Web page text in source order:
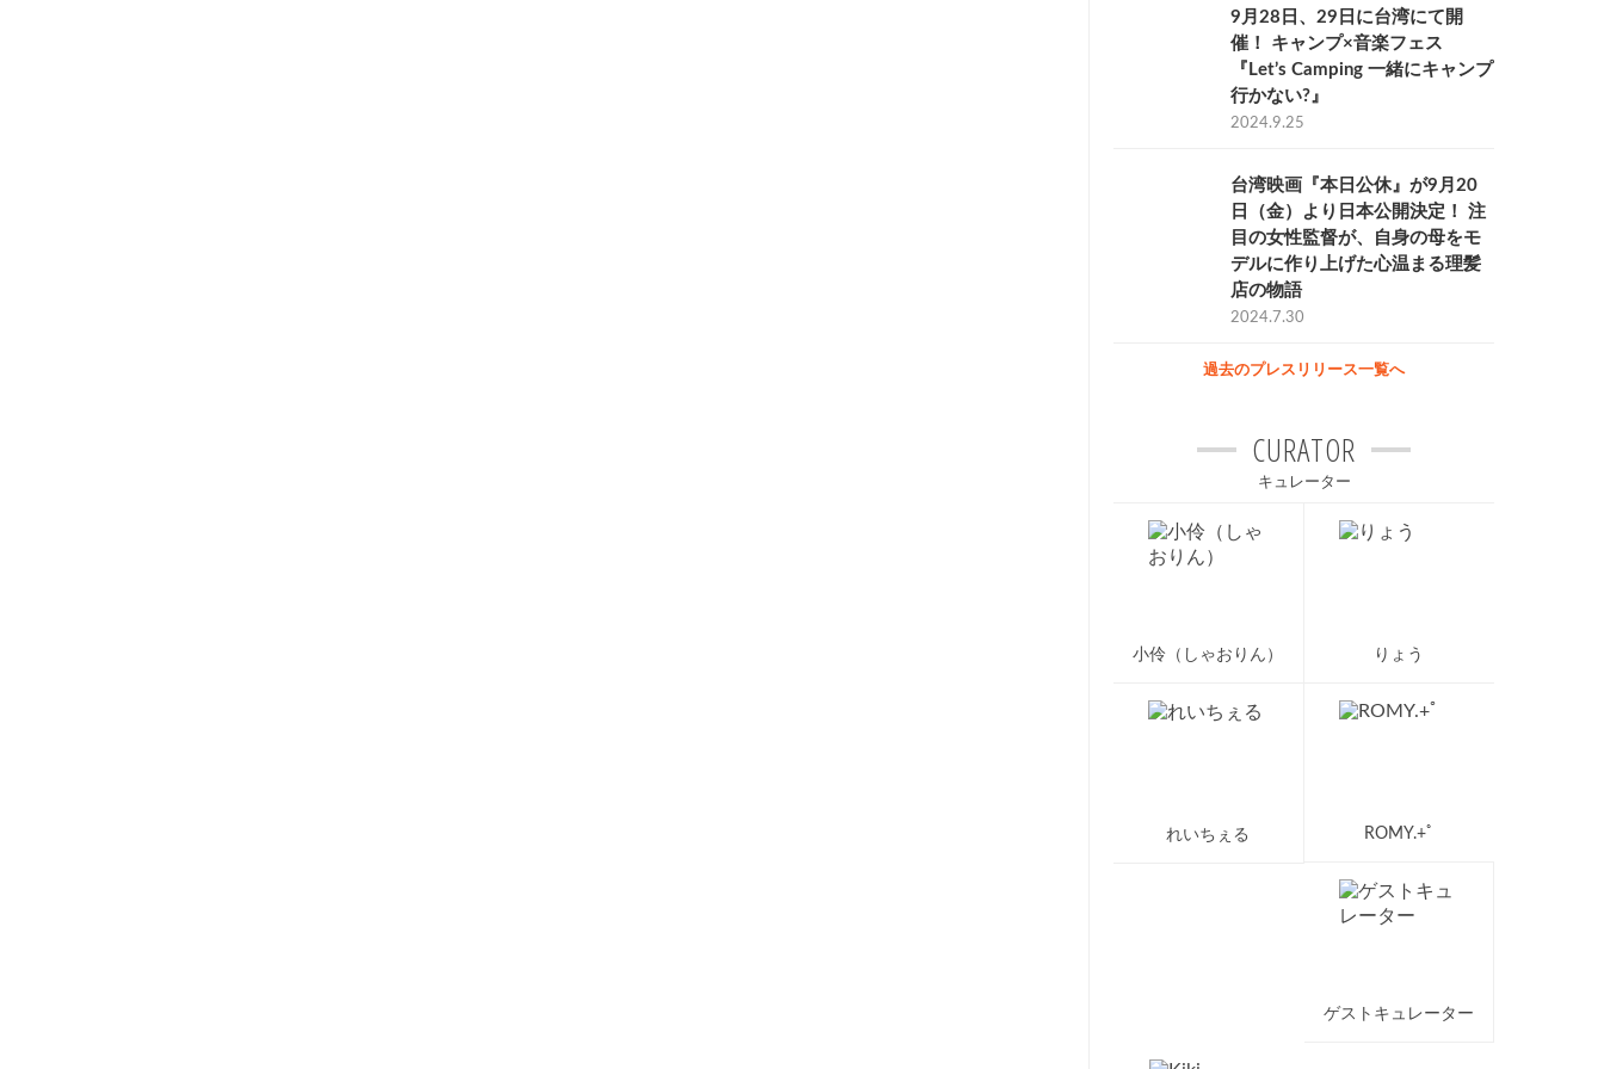
9月28日、29日に台湾にて開
催！ キャンプ×音楽フェス
『Let’s Camping 一緒にキャンプ
行かない?』
2024.9.25
台湾映画『本日公休』が9月20
日（金）より日本公開決定！ 注
目の女性監督が、自身の母をモ
デルに作り上げた心温まる理髪
店の物語
2024.7.30
過去のプレスリリース一覧へ
CURATOR
キュレーター
小伶（しゃおりん） りょう
れいちぇる ROMY.+ﾟ
ゲストキュレーター